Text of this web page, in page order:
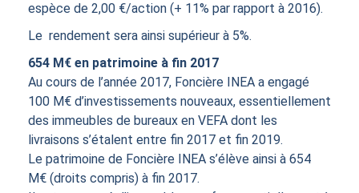
espèce de 2,00 €/action (+ 11% par rapport à 2016).
Le rendement sera ainsi supérieur à 5%.
654 M€ en patrimoine à fin 2017
Au cours de l’année 2017, Foncière INEA a engagé
100 M€ d’investissements nouveaux, essentiellement
des immeubles de bureaux en VEFA dont les
livraisons s’étalent entre fin 2017 et fin 2019.
Le patrimoine de Foncière INEA s’élève ainsi à 654
M€ (droits compris) à fin 2017.